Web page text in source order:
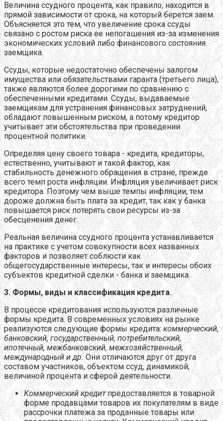
Величина ссудного процента, как правило, находится в
прямой зависимости от срока, на который берется заем.
Объясняется это тем, что увеличение срока ссуды
связано с ростом риска ее непогашения из-за изменения
экономических условий либо финансового состояния
заемщика.
Ссуды, которые недостаточно обеспечены залогом
имущества или обязательствами гаранта (третьего лица),
также являются более дорогими по сравнению с
обеспеченными кредитами. Ссуды, выдаваемые
заемщикам для устранения финансовых затруднений,
обладают повышенным риском, а потому кредитор
учитывает эти обстоятельства при проведении
процентной политики.
Определяя цену своего товара - кредита, кредиторы,
естественно, учитывают и такой фактор, как
стабильность денежного обращения в стране, прежде
всего темп роста инфляции. Инфляция увеличивает риск
кредитора. Поэтому чем выше темпы инфляции, тем
дороже должна быть плата за кредит, так как у банка
повышается риск потерять свои ресурсы из-за
обесценения денег.
Реальная величина ссудного процента устанавливается
на практике с учетом совокупности всех названных
факторов и позволяет соблюсти как
общегосударственные интересы, так и интересы обоих
субъектов кредитной сделки - банка и заемщика.
3. Формы, виды и классификация кредита.
В процессе кредитования используются различные
формы кредита. В современных условиях на рынке
реализуются следующие формы кредита: коммерческий,
банковский, государственный, потребительский,
ипотечный, межбанковский, межхозяйственный,
международный и др. Они отличаются друг от друга
составом участников, объектом ссуд, динамикой,
величиной процента и сферой деятельности.
Коммерческий кредитпредоставляется в товарной
форме продавцами товаров их покупателям в виде
рассрочки платежа за проданные товары или